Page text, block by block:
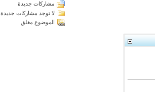
مشاركات جديدة
لا توجد مشاركات جديدة
الموضوع مغلق